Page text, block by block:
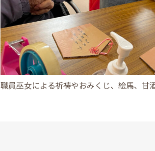
職員巫女による祈祷やおみくじ、絵馬、甘